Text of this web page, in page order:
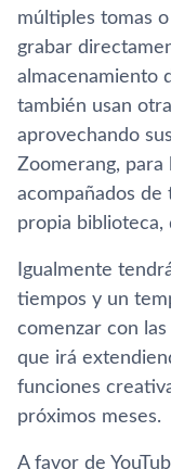
múltiples tomas
grabar
almacenamiento
también usan
aprovechando
Zoomerang, para
acompañados de
propia
Igualmente
tiempos y un
comenzar con
que irá
funciones
próximos meses.
A favor de